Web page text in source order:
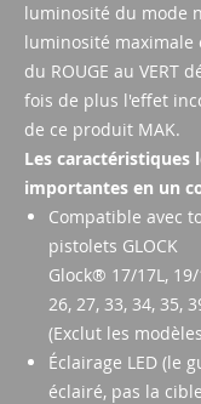
luminosité du mode
luminosité maximale
du ROUGE au VERT
fois de plus l'effet
de ce produit MAK.
Les caractéristiques
importantes en un
Compatible avec
pistolets GLOCK
Glock® 17/17L, 19/
26, 27, 33, 34, 35,
(Exclut les
Éclairage LED (le
éclairé, pas la